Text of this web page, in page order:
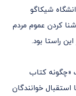
شیکاگو
کردن عموم مردم
راستا بود.
«چگونه کتاب
استقبال خوانندگان